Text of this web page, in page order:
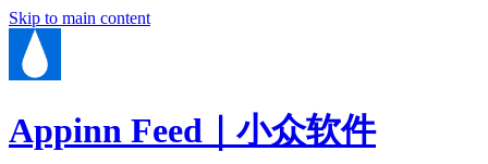
Skip to main content
Appinn Feed｜小众软件